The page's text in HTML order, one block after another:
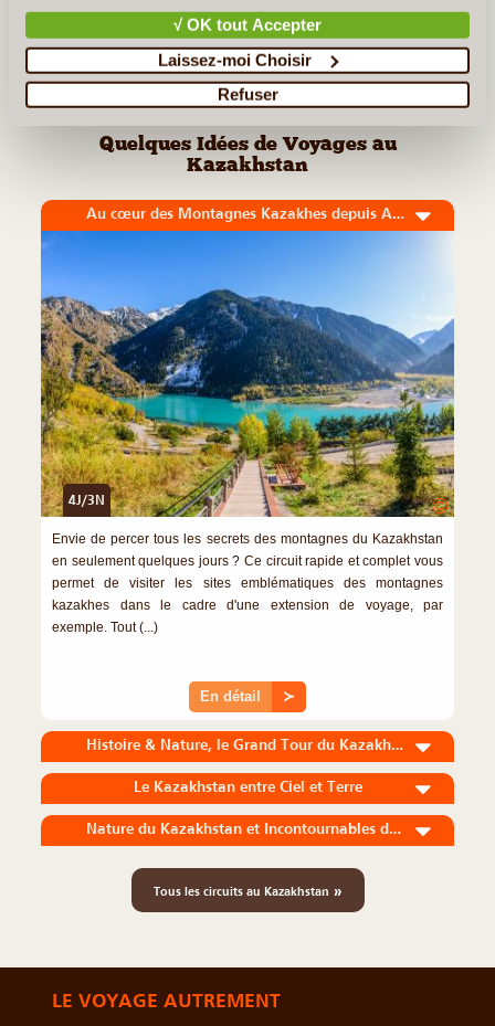
√ OK tout Accepter
Laissez-moi Choisir
Refuser
(...)
Lire la suite ≻
Quelques Idées de Voyages au
Kazakhstan
Au cœur des Montagnes Kazakhes depuis Almaty
4J/3N ©
Envie de percer tous les secrets des montagnes du Kazakhstan
en seulement quelques jours ? Ce circuit rapide et complet vous
permet de visiter les sites emblématiques des montagnes
kazakhes dans le cadre d'une extension de voyage, par
exemple. Tout (...)
En détail ≻
Histoire & Nature, le Grand Tour du Kazakhstan
Le Kazakhstan entre Ciel et Terre
Nature du Kazakhstan et Incontournables de l’Ouzbékistan
Tous les circuits au Kazakhstan »
LE VOYAGE AUTREMENT